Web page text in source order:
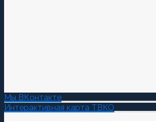
Мы ВКонтакте
Интерактивная карта ТВКО